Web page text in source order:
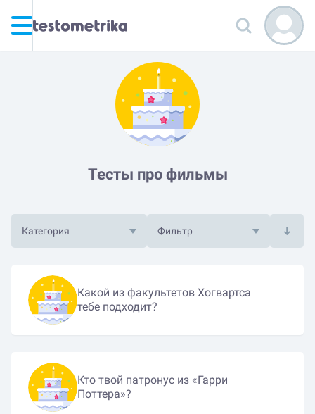
Тесты про фильмы
Категория Фильтр
Какой из факультетов Хогвартса
тебе подходит?
Кто твой патронус из «Гарри
Поттера»?